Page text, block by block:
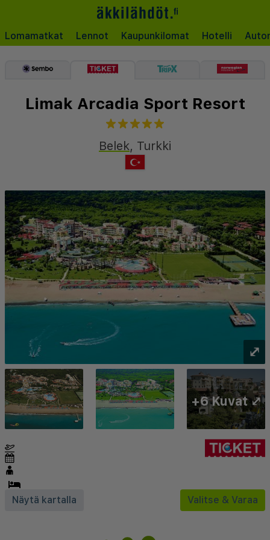
Lomamatkat Lennot Kaupunkilomat Hotelli
Limak Arcadia Sport Resort
Belek, Turkki
⤢
Näytä kartalla Valitse & Varaa
+6 Kuvat ⤢